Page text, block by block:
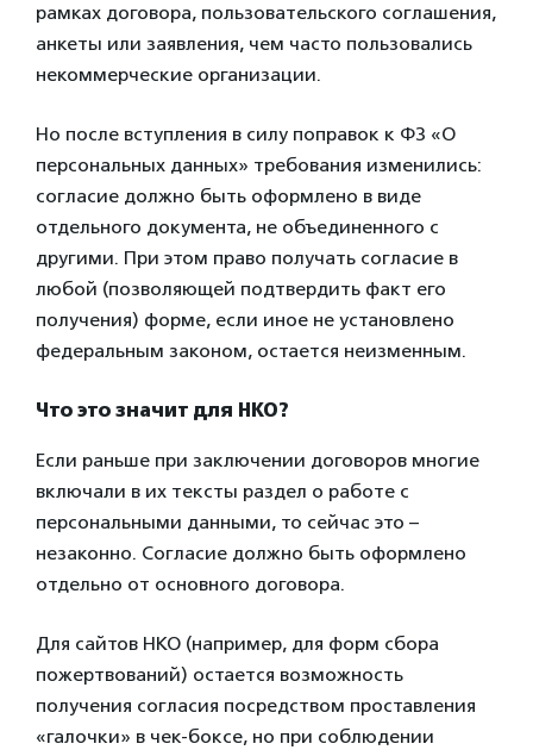
рамках договора, пользовательского соглашения,
анкеты или заявления, чем часто пользовались
некоммерческие организации.
Но после вступления в силу поправок к ФЗ «О
персональных данных» требования изменились:
согласие должно быть оформлено в виде
отдельного документа, не объединенного с
другими. При этом право получать согласие в
любой (позволяющей подтвердить факт его
получения) форме, если иное не установлено
федеральным законом, остается неизменным.
Что это значит для НКО?
Если раньше при заключении договоров многие
включали в их тексты раздел о работе с
персональными данными, то сейчас это –
незаконно. Согласие должно быть оформлено
отдельно от основного договора.
Для сайтов НКО (например, для форм сбора
пожертвований) остается возможность
получения согласия посредством проставления
«галочки» в чек-боксе, но при соблюдении